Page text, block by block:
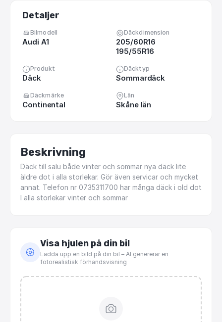
Detaljer
Bilmodell
Audi A1
Däckdimension
205/60R16
195/55R16
Produkt
Däck
Däcktyp
Sommardäck
Däckmärke
Continental
Län
Skåne län
Beskrivning
Däck till salu både vinter och sommar nya däck lite
äldre dot i alla storlekar. Gör även servicar och mycket
annat. Telefon nr 0735311700 har många däck i old dot
I alla storlekar vinter och sommar
Visa hjulen på din bil
Ladda upp en bild på din bil – AI genererar en
fotorealistisk förhandsvisning